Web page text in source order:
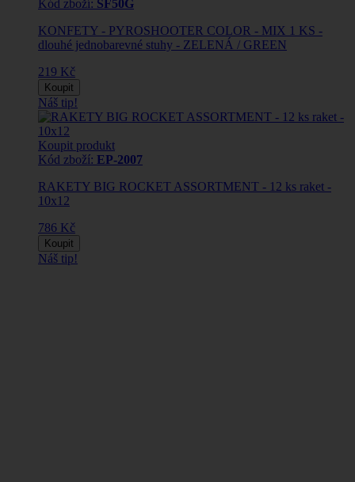
Kód zboží: SF50G
KONFETY - PYROSHOOTER COLOR - MIX 1 KS -
dlouhé jednobarevné stuhy - ZELENÁ / GREEN
219 Kč
Koupit
Náš tip!
Koupit produkt
Kód zboží: EP-2007
RAKETY BIG ROCKET ASSORTMENT - 12 ks raket -
10x12
786 Kč
Koupit
Náš tip!